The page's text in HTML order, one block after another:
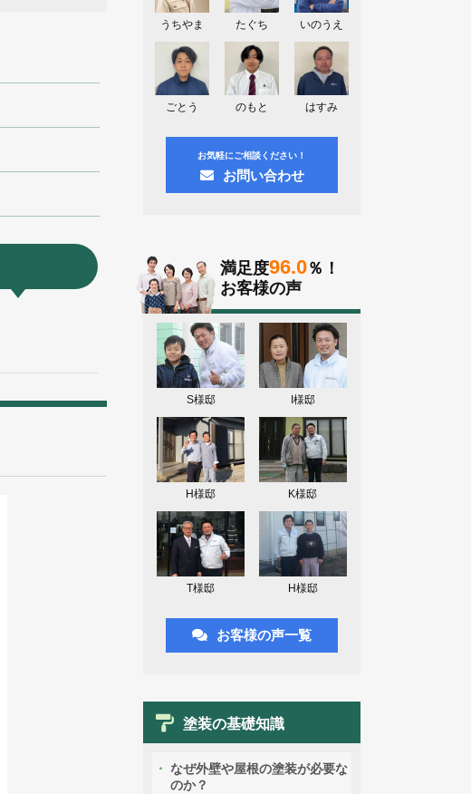
頂きました。ありがとう御座います！
きました。ありがとう御座います！
2026.08.03
神奈川県川崎市A様よりお問い合わせ
頂きました。ありがとう御座います！
うちやま たぐち いのうえ
ごとう のもと はすみ
お気軽にご相談ください！
お問い合わせ
満足度96.0％！
お客様の声
S様邸 I様邸
H様邸 K様邸
T様邸 H様邸
お客様の声一覧
塗装の基礎知識
なぜ外壁や屋根の塗装が必要な
のか？